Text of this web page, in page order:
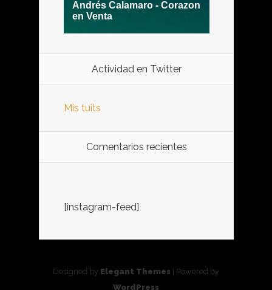
Actividad en Twitter
Mis tuits
Comentarios recientes
[instagram-feed]
Designed by Elegant Themes | Powered by
WordPress